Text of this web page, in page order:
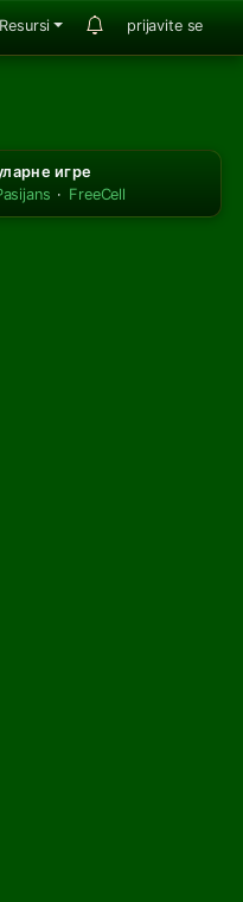
Resursi prijavite se
игре
· FreeCell